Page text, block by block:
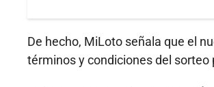
De hecho, MiLoto señala que el
términos y condiciones del